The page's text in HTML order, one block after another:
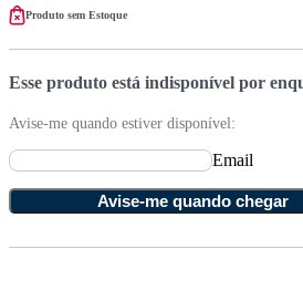
Produto sem Estoque
Esse produto está indisponível por
Avise-me quando estiver disponível:
Email
Avise-me quando chegar